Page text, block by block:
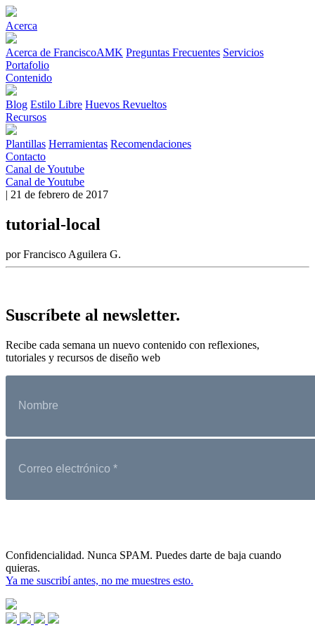
Acerca
Acerca de FranciscoAMK Preguntas Frecuentes Servicios
Portafolio
Contenido
Blog Estilo Libre Huevos Revueltos
Recursos
Plantillas Herramientas Recomendaciones
Contacto
Canal de Youtube
Canal de Youtube
| 21 de febrero de 2017
tutorial-local
por Francisco Aguilera G.
Suscríbete al newsletter.
Recibe cada semana un nuevo contenido con reflexiones,
tutoriales y recursos de diseño web
Confidencialidad. Nunca SPAM. Puedes darte de baja cuando
quieras.
Ya me suscribí antes, no me muestres esto.